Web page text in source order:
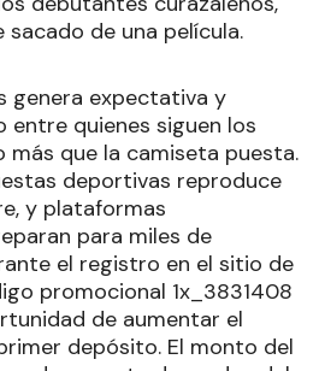
de una película.
genera expectativa y
quienes siguen los
más que la camiseta puesta.
deportivas reproduce
y plataformas
para miles de
el registro en el sitio de
promocional 1x_3831408
de aumentar el
depósito. El monto del